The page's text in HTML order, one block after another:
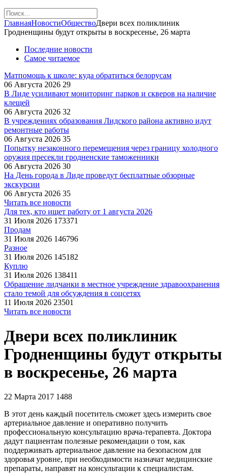
ГлавнаяНовостиОбществоДвери всех поликлиник
Гродненщины будут открыты в воскресенье, 26 марта
Последние новости
Самое читаемое
Матпомощь к школе: куда обратиться белорусам
06 Августа 2026 29
В Лиде усиливают мониторинг парков и скверов на наличие
клещей
06 Августа 2026 32
В учреждениях образования Лидского района активно идут
ремонтные работы
06 Августа 2026 35
Попытку незаконного перемещения через границу холодного
оружия пресекли гродненские таможенники
06 Августа 2026 30
На День города в Лиде проведут бесплатные обзорные
экскурсии
06 Августа 2026 35
Читать все новости
Для тех, кто ищет работу от 1 августа 2026
31 Июля 2026 173371
Продам
31 Июля 2026 146796
Разное
31 Июля 2026 145182
Куплю
31 Июля 2026 138411
Обращение лидчанки в местное учреждение здравоохранения
стало темой для обсуждения в соцсетях
11 Июля 2026 23501
Читать все новости
Двери всех поликлиник
Гродненщины будут открыты
в воскресенье, 26 марта
22 Марта 2017 1488
В этот день каждый посетитель сможет здесь измерить свое
артериальное давление и оперативно получить
профессиональную консультацию врача-терапевта. Доктора
дадут пациентам полезные рекомендации о том, как
поддерживать артериальное давление на безопасном для
здоровья уровне, при необходимости назначат медицинские
препараты, направят на консультации к специалистам.